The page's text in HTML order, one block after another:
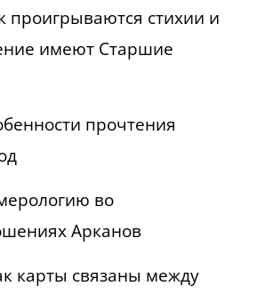
проигрываются стихии и
имеют Старшие
прочтения
во
Арканов
карты связаны между